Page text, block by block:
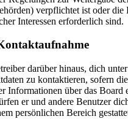
verpflichtet ist oder die
Interessen erforderlich sind.
darüber hinaus, dich
zu kontaktieren, sofern
Informationen über das Board
er und andere Benutzer
persönlichen Bereich